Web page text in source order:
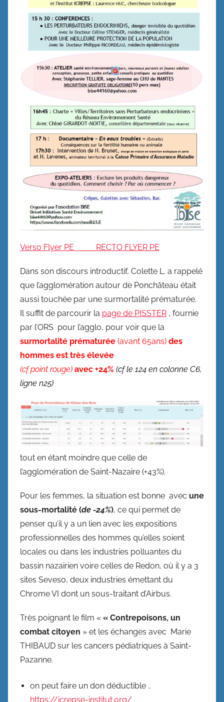
Verso Flyer PE RECTO FLYER PE
Dans son discours introductif, Colette L. a rappelé
que l’agglomération autour de Ponchâteau était
aussi touchée par une surmortalité prématurée.
Il suffit de parcourir la page de PISSTER , fournie
par l’ORS pour l’agglo, pour voir que la
surmortalité prématurée (avant 65ans) des
hommes est très élevée
(cf point rouge) avec +24% (cf le 124 en colonne C6,
ligne n25)
tout en étant moindre que celle de
l’agglomération de Saint-Nazaire (+43%).
Pour les femmes, la situation est bonne avec une
sous-mortalité (de -24%), ce qui permet de
penser qu’il y a un lien avec les expositions
professionnelles des hommes qu’elles soient
locales ou dans les industries polluantes du
bassin nazairien voire celles de Redon, où il y a 3
sites Seveso, deux industries émettant du
Chrome VI dont un sous-traitant d’Airbus.
Très poignant le film « « Contrepoisons, un
combat citoyen » et les échanges avec Marie
THIBAUD sur les cancers pédiatriques à Saint-
Pazanne.
on peut faire un don déductible ..
https://icrepse-institut.org/